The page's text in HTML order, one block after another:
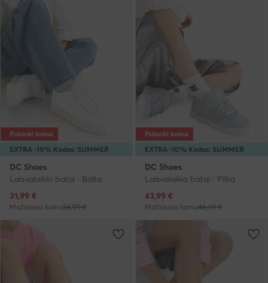
EXTRA -10% Kodas: SUMMER
Palanki kaina
DC Shoes
Laisvalaikio batai · Balta
Dabartinė kaina
31,99 €
Mažiausia kaina34,99 €
EXTRA -10% Kodas: SUMMER
Palanki kaina
DC Shoes
Laisvalaikio batai · Pilka
Dabartinė kaina
43,99 €
Mažiausia kaina46,99 €